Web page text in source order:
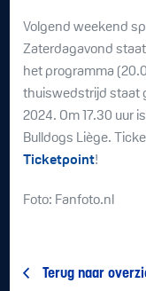
Volgend weekend
Zaterdagavond
het programma
thuiswedstrijd staat
2024. Om 17.30 uur
Bulldogs Liège.
Ticketpoint!
Foto: Fanfoto.nl
Terug naar